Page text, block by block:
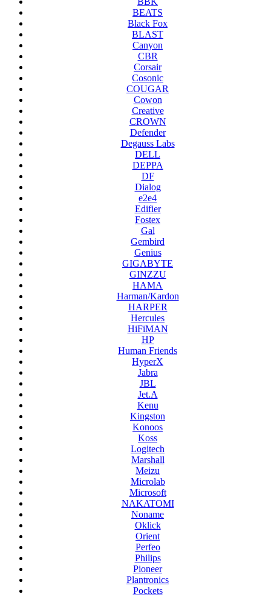
BEATS
Black Fox
BLAST
Canyon
CBR
Corsair
Cosonic
COUGAR
Cowon
Creative
CROWN
Defender
Degauss Labs
DELL
DEPPA
DF
Dialog
e2e4
Edifier
Fostex
Gal
Gembird
Genius
GIGABYTE
GINZZU
HAMA
Harman/Kardon
HARPER
Hercules
HiFiMAN
HP
Human Friends
HyperX
Jabra
JBL
Jet.A
Kenu
Kingston
Konoos
Koss
Logitech
Marshall
Meizu
Microlab
Microsoft
NAKATOMI
Noname
Oklick
Orient
Perfeo
Philips
Pioneer
Plantronics
Pockets